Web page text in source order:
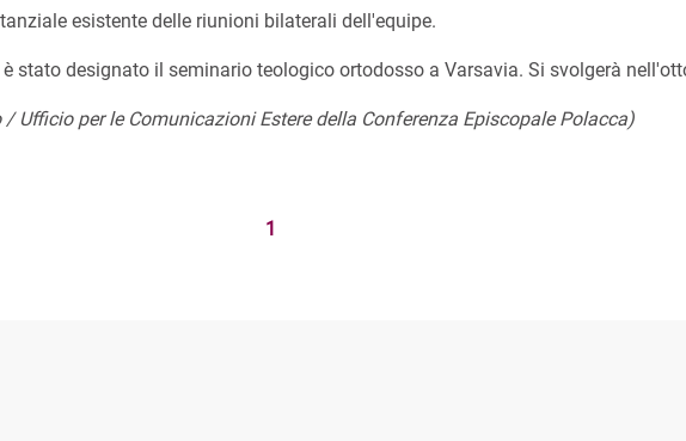
esistente delle riunioni bilaterali dell'equipe.
stato designato il seminario teologico ortodosso a Varsavia. Si svolgerà
Ufficio per le Comunicazioni Estere della Conferenza Episcopale Polacca)
1